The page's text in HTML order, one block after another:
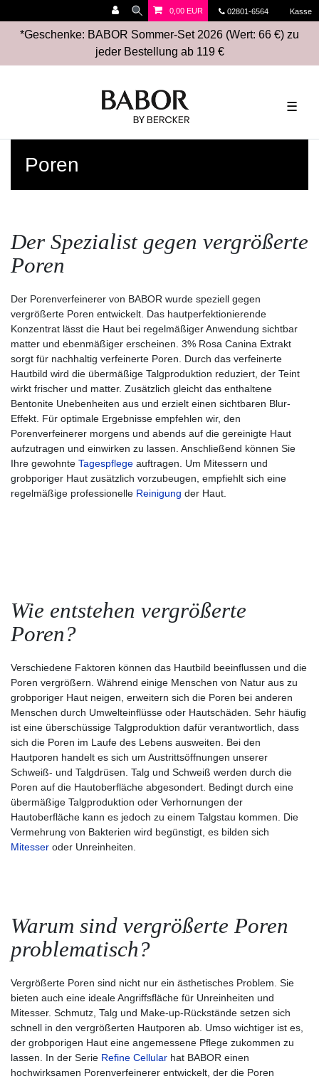
02801-6564 Kasse
0,00 EUR
*Geschenke: BABOR Sommer-Set 2026 (Wert: 66 €) zu
jeder Bestellung ab 119 €
☰
Poren
Der Spezialist gegen vergrößerte
Poren
Der Porenverfeinerer von BABOR wurde speziell gegen
vergrößerte Poren entwickelt. Das hautperfektionierende
Konzentrat lässt die Haut bei regelmäßiger Anwendung sichtbar
matter und ebenmäßiger erscheinen. 3% Rosa Canina Extrakt
sorgt für nachhaltig verfeinerte Poren. Durch das verfeinerte
Hautbild wird die übermäßige Talgproduktion reduziert, der Teint
wirkt frischer und matter. Zusätzlich gleicht das enthaltene
Bentonite Unebenheiten aus und erzielt einen sichtbaren Blur-
Effekt. Für optimale Ergebnisse empfehlen wir, den
Porenverfeinerer morgens und abends auf die gereinigte Haut
aufzutragen und einwirken zu lassen. Anschließend können Sie
Ihre gewohnte Tagespflege auftragen. Um Mitessern und
grobporiger Haut zusätzlich vorzubeugen, empfiehlt sich eine
regelmäßige professionelle Reinigung der Haut.
Wie entstehen vergrößerte
Poren?
Verschiedene Faktoren können das Hautbild beeinflussen und die
Poren vergrößern. Während einige Menschen von Natur aus zu
grobporiger Haut neigen, erweitern sich die Poren bei anderen
Menschen durch Umwelteinflüsse oder Hautschäden. Sehr häufig
ist eine überschüssige Talgproduktion dafür verantwortlich, dass
sich die Poren im Laufe des Lebens ausweiten. Bei den
Hautporen handelt es sich um Austrittsöffnungen unserer
Schweiß- und Talgdrüsen. Talg und Schweiß werden durch die
Poren auf die Hautoberfläche abgesondert. Bedingt durch eine
übermäßige Talgproduktion oder Verhornungen der
Hautoberfläche kann es jedoch zu einem Talgstau kommen. Die
Vermehrung von Bakterien wird begünstigt, es bilden sich
Mitesser oder Unreinheiten.
Warum sind vergrößerte Poren
problematisch?
Vergrößerte Poren sind nicht nur ein ästhetisches Problem. Sie
bieten auch eine ideale Angriffsfläche für Unreinheiten und
Mitesser. Schmutz, Talg und Make-up-Rückstände setzen sich
schnell in den vergrößerten Hautporen ab. Umso wichtiger ist es,
der grobporigen Haut eine angemessene Pflege zukommen zu
lassen. In der Serie Refine Cellular hat BABOR einen
hochwirksamen Porenverfeinerer entwickelt, der die Poren